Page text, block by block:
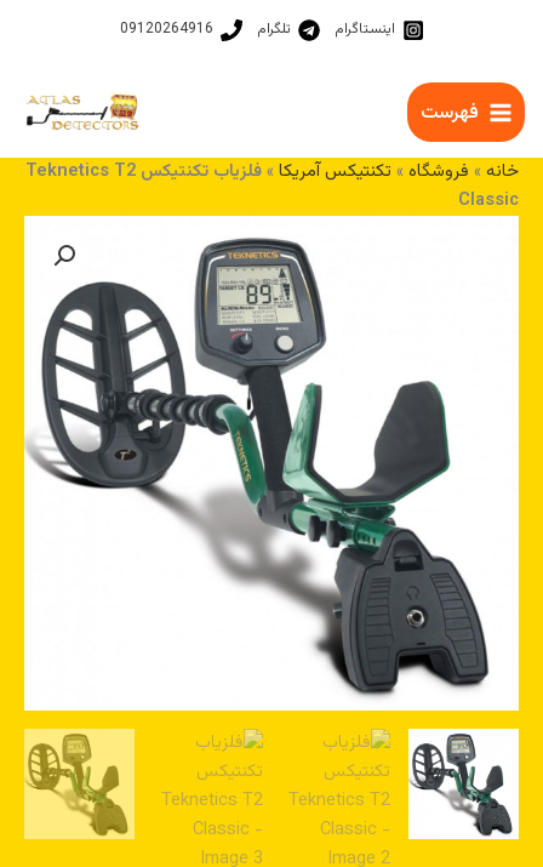
اینستاگرام تلگرام 09120264916
فهرست
خانه » فروشگاه» تکنتیکس آمریکا»
فلزیاب تکنتیکس Teknetics T2
Classic